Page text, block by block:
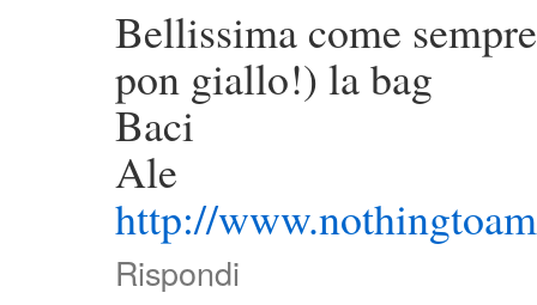
Bellissima come
pon giallo!) la bag
Baci
Ale
http://
Rispondi